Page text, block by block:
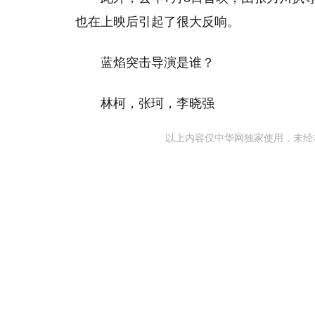
也在上映后引起了很大反响。
蓝焰突击导演是谁？
林柯，张珂，李晓强
以上内容仅中华网独家使用，未